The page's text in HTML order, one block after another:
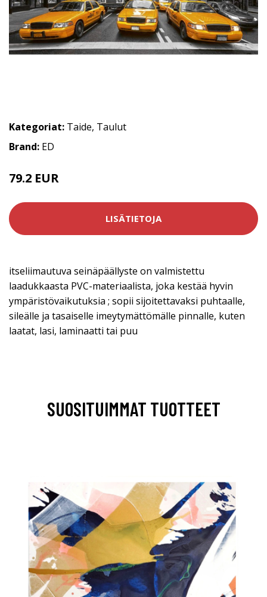
Kategoriat: Taide, Taulut
Brand: ED
79.2 EUR
LISÄTIETOJA
itseliimautuva seinäpäällyste on valmistettu
laadukkaasta PVC-materiaalista, joka kestää hyvin
ympäristövaikutuksia ; sopii sijoitettavaksi puhtaalle,
sileälle ja tasaiselle imeytymättömälle pinnalle, kuten
laatat, lasi, laminaatti tai puu
SUOSITUIMMAT TUOTTEET